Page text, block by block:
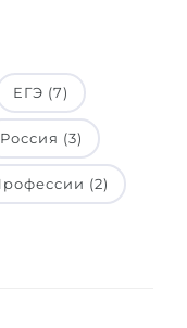
ЕГЭ (7)
Россия (3)
(2)